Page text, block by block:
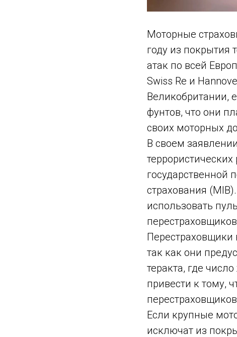
Моторные
году из покрытия
атак по всей
Swiss Re и
Великобритании,
фунтов, что они
своих моторных
В своем
государственной
страхования
использовать
Перестраховщики
так как они
теракта, где
привести к тому,
Если крупные
исключат из